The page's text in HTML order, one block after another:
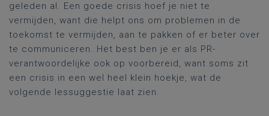
geleden al. Een goede crisis hoef je niet te
vermijden, want die helpt ons om problemen in de
toekomst te vermijden, aan te pakken of er beter over
te communiceren. Het best ben je er als PR-
verantwoordelijke ook op voorbereid, want soms zit
een crisis in een wel heel klein hoekje, wat de
volgende lessuggestie laat zien.